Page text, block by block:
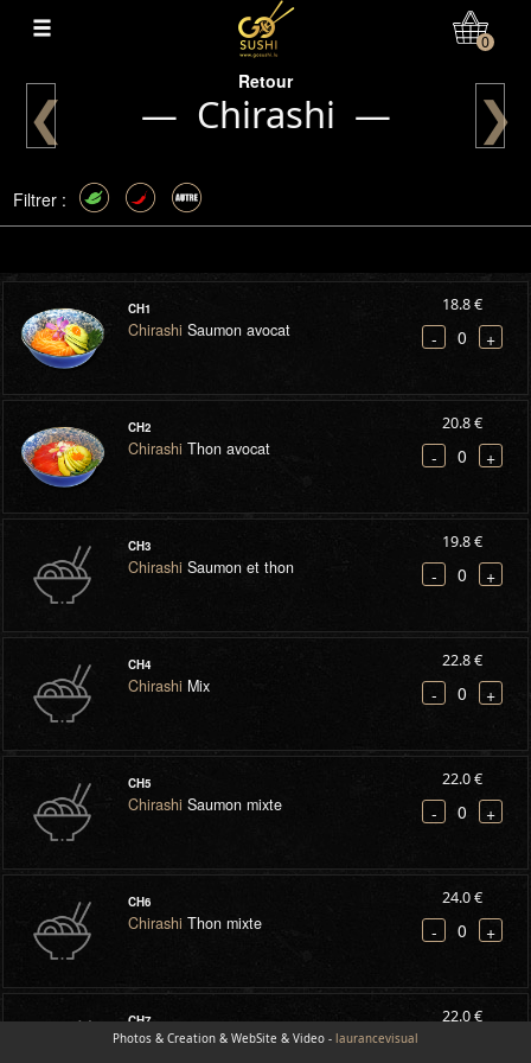
Mon Compte
0
Retour
— Chirashi —
❮ ❯
Filtrer :
CH1
Chirashi Saumon avocat
18.8 €
- 0 +
CH2
Chirashi Thon avocat
20.8 €
- 0 +
CH3
Chirashi Saumon et thon
19.8 €
- 0 +
CH4
Chirashi Mix
22.8 €
- 0 +
CH5
Chirashi Saumon mixte
22.0 €
- 0 +
CH6
Chirashi Thon mixte
24.0 €
- 0 +
CH7
ChirashiDorade mangue mayonnaise
22.0 €
Photos & Creation & WebSite & Video - laurancevisual